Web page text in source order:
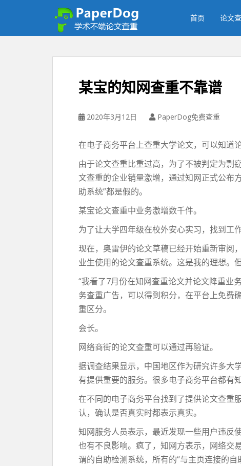
首页 论文
某宝的知网查重不靠谱
2020年3月12日 PaperDog免费查重
在电子商务平台上查重大学论文，可以知道
由于论文查重比重过高，为了不被判定为剽
文查重的企业销量激增，通过知网正式公布
助系统”都是假的。
某宝论文查重中业务激增数千件。
为了让大学四年级在校外安心实习，找到工
现在，奥雷伊的论文草稿已经开始重新审阅
业生使用的论文查重系统。这是我的理想。
“我看了7月份在知网查重论文并论文降重业
务查重广告，可以得到积分，在平台上免费
重区分。
会长。
网络商街的论文查重可以通过再验证。
据调查结果显示，中国地区作为研究许多大
有提供重要的服务。很多电子商务平台都有
在不同的电子商务平台找到了提供论文查重
认，确认是否真实时都表示真实。
知网服务人员表示，最近发现一些用户违反
也有不良影响。疯了，知网方表示，网络交
谓的自助检测系统，所有的“与主页连接的自